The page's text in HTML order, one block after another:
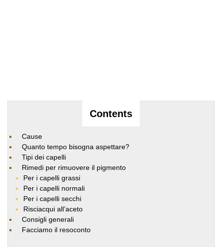
Contents
Cause
Quanto tempo bisogna aspettare?
Tipi dei capelli
Rimedi per rimuovere il pigmento
Per i capelli grassi
Per i capelli normali
Per i capelli secchi
Risciacqui all’aceto
Consigli generali
Facciamo il resoconto